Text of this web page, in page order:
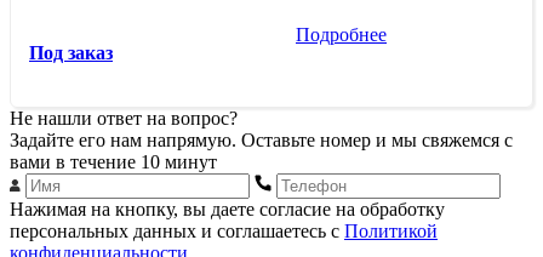
Под заказ
Подробнее
Не нашли ответ на вопрос?
Задайте его нам напрямую. Оставьте номер и мы свяжемся с
вами в течение 10 минут
Нажимая на кнопку, вы даете согласие на обработку
персональных данных и соглашаетесь с Политикой
конфиденциальности